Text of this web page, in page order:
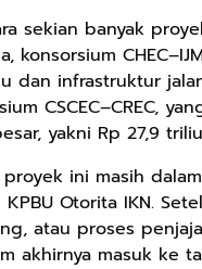
sekian banyak
konsorsium
dan infrastruktur
CSCEC–CREC,
yakni Rp 27,9
ini masih
KPBU Otorita IKN.
atau proses
akhirnya masuk ke